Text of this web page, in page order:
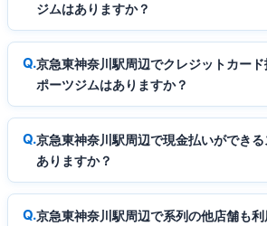
ジムはありますか？
京急東神奈川駅周辺でクレジットカー
ポーツジムはありますか？
京急東神奈川駅周辺で現金払いができ
ありますか？
京急東神奈川駅周辺で系列の他店舗も